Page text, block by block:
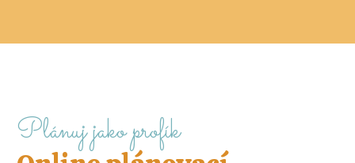
Plánuj jako profík